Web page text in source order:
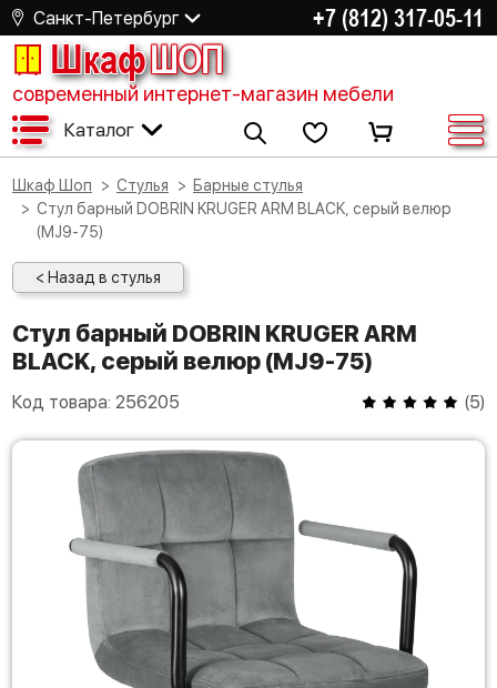
Санкт-Петербург +7 (812) 317-05-11
ШкафШОП
современный интернет-магазин мебели
Каталог
Шкаф Шоп Стулья
Барные стулья
Стул барный DOBRIN KRUGER ARM BLACK, серый велюр
(MJ9-75)
< Назад в стулья
Стул барный DOBRIN KRUGER ARM
BLACK, серый велюр (MJ9-75)
Код товара: 256205 (5)